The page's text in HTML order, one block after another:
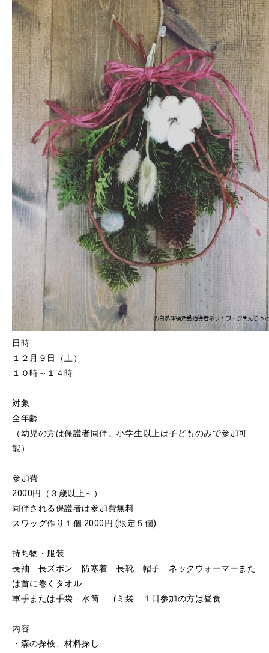
日時
１２月９日（土）
１０時～１４時
対象
全年齢
（幼児の方は保護者同伴。小学生以上は子どものみで参加可
能）
参加費
2000円（３歳以上～）
同伴される保護者は参加費無料
スワッグ作り１個 2000円 (限定５個)
持ち物・服装
長袖 長ズボン 防寒着 長靴 帽子 ネックウォーマーまた
は首に巻くタオル
軍手または手袋 水筒 ゴミ袋 １日参加の方は昼食
内容
・森の探検、材料探し